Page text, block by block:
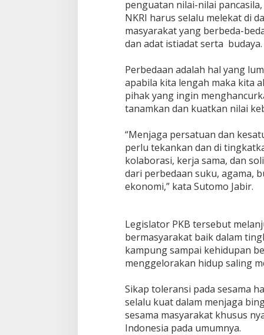
penguatan nilai-nilai
NKRI harus selalu melekat di
masyarakat yang berbeda-
dan adat istiadat serta budaya.
Perbedaan adalah hal yang
apabila kita lengah maka kita
pihak yang ingin
tanamkan dan kuatkan nilai
“Menjaga persatuan dan
perlu tekankan dan di
kolaborasi, kerja sama, dan
dari perbedaan suku, agama,
ekonomi,” kata Sutomo Jabir.
Legislator PKB tersebut
bermasyarakat baik dalam
kampung sampai kehidupan
menggelorakan hidup saling
Sikap toleransi pada sesama
selalu kuat dalam menjaga
sesama masyarakat khusus
Indonesia pada umumnya.